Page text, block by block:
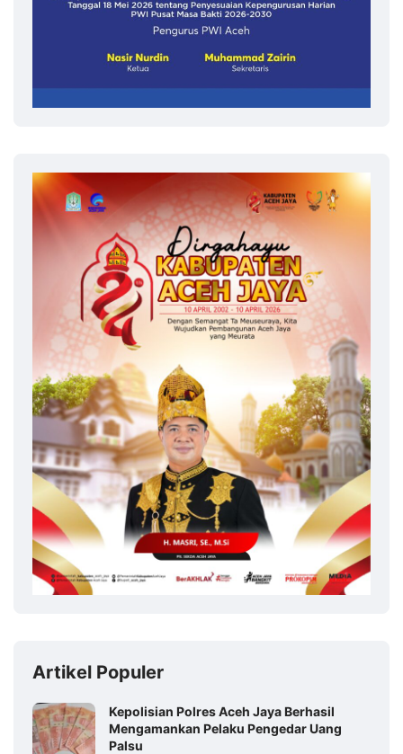
Artikel Populer
Kepolisian Polres Aceh Jaya Berhasil
Mengamankan Pelaku Pengedar Uang
Palsu